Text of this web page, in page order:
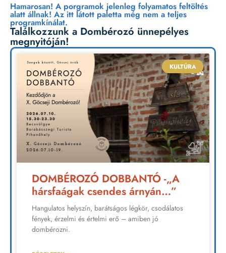
Hamarosan! A porgramok jelenleg folyamatos feltöltés
alatt állnak! Az itt látott paletta még nem a teljes
programkínálat.
Találkozzunk a Dombérozó ünnepélyes
megnyitóján!
KULTÚRA
DOMBÉROZÓ DOBBANTÓ -„A
hársfaágak csendes árnyán…”
Hangulatos helyszín, barátságos légkör, csodálatos
fények, érzelmi és értelmi erő – amiben jó
dombérozni.